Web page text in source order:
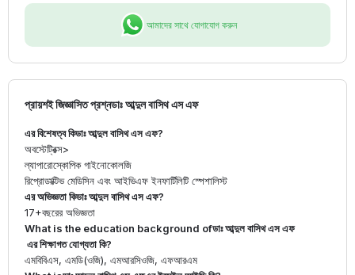
আমাদের সাথে যোগাযোগ করুন
প্রায়শই জিজ্ঞাসিত প্রশ্নডাঃ আব্দুল বাসিথ এস এফ
এর বিশেষত্ব কিডাঃ আব্দুল বাসিথ এস এফ?
অবস্টেট্রিক্স>
ল্যাপারোস্কোপিক গাইনোকোলজি
রিপ্রোডাক্টিভ মেডিসিন এবং আইভিএফ ইনফার্টিলিটি স্পেশালিস্ট
এর অভিজ্ঞতা কিডাঃ আব্দুল বাসিথ এস এফ?
17+বছরের অভিজ্ঞতা
What is the education background ofডাঃ আব্দুল বাসিথ এস এফ
এর শিক্ষাগত যোগ্যতা কি?
এমবিবিএস, এমডি(ওজি), এমআরসিওজি, এফআরএম